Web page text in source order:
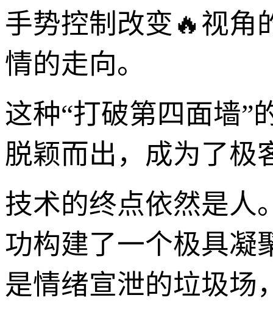
手势控制改变🔥视角
情的走向。
这种“打破第四面墙”
脱颖而出，成为了极
技术的终点依然是人
功构建了一个极具凝
是情绪宣泄的垃圾场